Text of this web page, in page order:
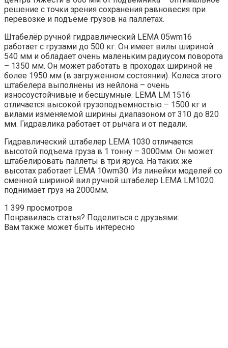
решение с точки зрения сохранения равновесия при
перевозке и подъеме грузов на паллетах.
Штабелёр ручной гидравлический LEMA 05wm16
работает с грузами до 500 кг. Он имеет вилы шириной
540 мм и обладает очень маленьким радиусом поворота
– 1350 мм. Он может работать в проходах шириной не
более 1950 мм (в загруженном состоянии). Колеса этого
штабелера выполнены из нейлона – очень
износоустойчивые и бесшумные. LEMA LM 1516
отличается высокой грузоподъемностью – 1500 кг и
вилами изменяемой ширины диапазоном от 310 до 820
мм. Гидравлика работает от рычага и от педали.
Гидравлический штабелер LEMA 1030 отличается
высотой подъема груза в 1 тонну – 3000мм. Он может
штабелировать паллеты в три яруса. На таких же
высотах работает LEMA 10wm30. Из линейки моделей со
сменной шириной вил ручной штабелер LEMA LM1020
поднимает груз на 2000мм.
1 399 просмотров
Понравилась статья? Поделиться с друзьями:
Вам также может быть интересно